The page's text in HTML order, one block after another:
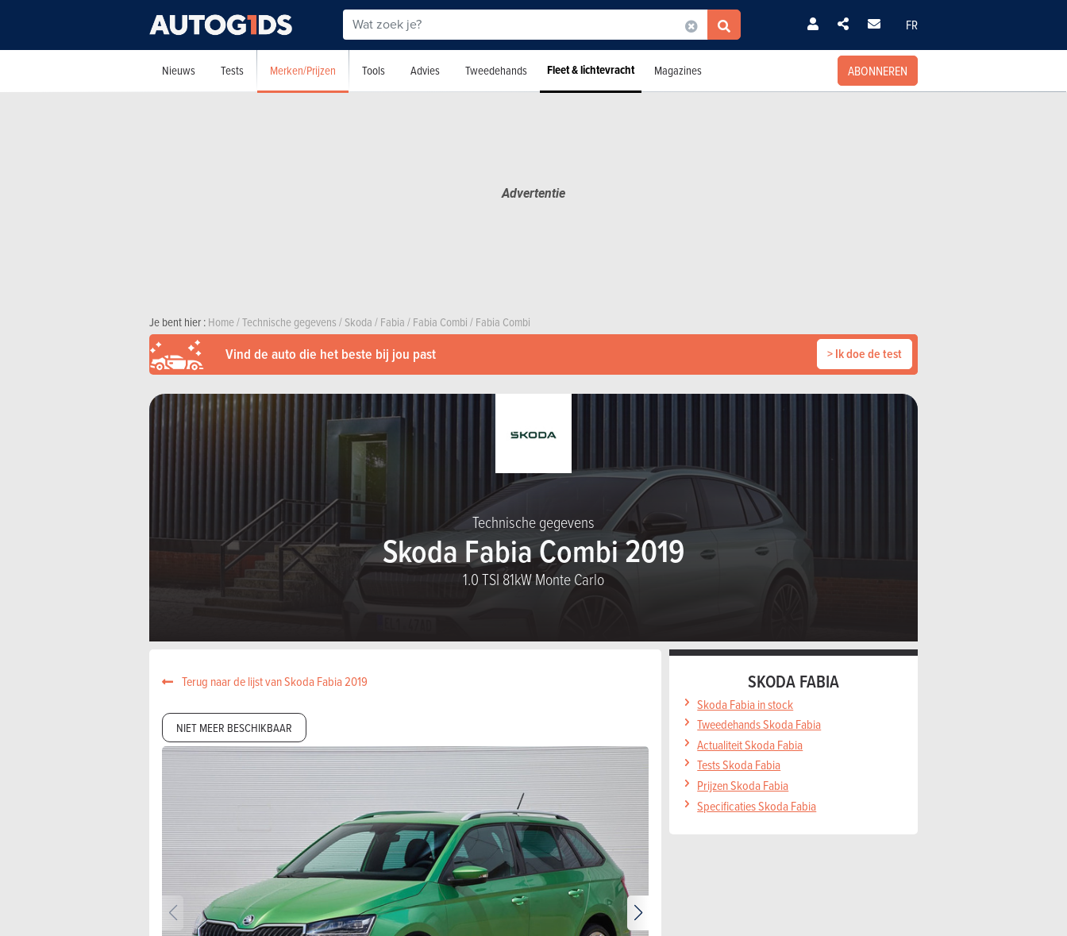
FR
Nieuws Tests Merken/Prijzen Tools Advies Tweedehands Fleet & lichtevracht Magazines ABONNEREN
Je bent hier :Home/Technische gegevens/Skoda/Fabia/Fabia Combi/Fabia Combi
Vind de auto die het beste bij jou past > Ik doe de test
Technische gegevens
Skoda Fabia Combi 2019
1.0 TSI 81kW Monte Carlo
Terug naar de lijst van Skoda Fabia 2019
NIET MEER BESCHIKBAAR
SKODA FABIA
Skoda Fabia in stock
Tweedehands Skoda Fabia
Actualiteit Skoda Fabia
Tests Skoda Fabia
Prijzen Skoda Fabia
Specificaties Skoda Fabia